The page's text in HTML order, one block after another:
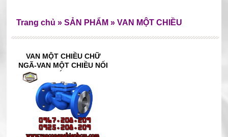
VAN MỘT CHIỀU CHỮ
NGÃ-VAN MỘT CHIỀU NỐI
Trang chủ » SẢN PHẨM » VAN MỘT CHIỀU